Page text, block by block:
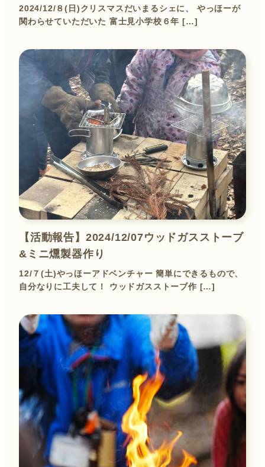
2024/12/８(日)クリスマスだいまるシェに、 やっほーが
関わらせていただいた 富士見小学校６年 […]
【活動報告】2024/12/07ウッドガスストーブ
&ミニ燻製器作り
12/７(土)やっほーアドベンチャー 簡単にできるもので、
自分なりに工夫して！ ウッドガスストーブ作 […]